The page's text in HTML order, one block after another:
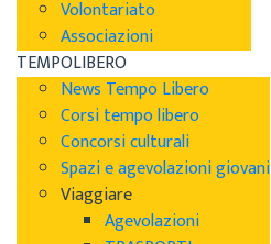
Volontariato
Associazioni
TEMPOLIBERO
News Tempo Libero
Corsi tempo libero
Concorsi culturali
Spazi e agevolazioni giovani
Viaggiare
Agevolazioni